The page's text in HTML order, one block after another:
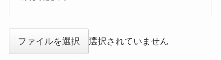
ファイルを選択 選択されていません